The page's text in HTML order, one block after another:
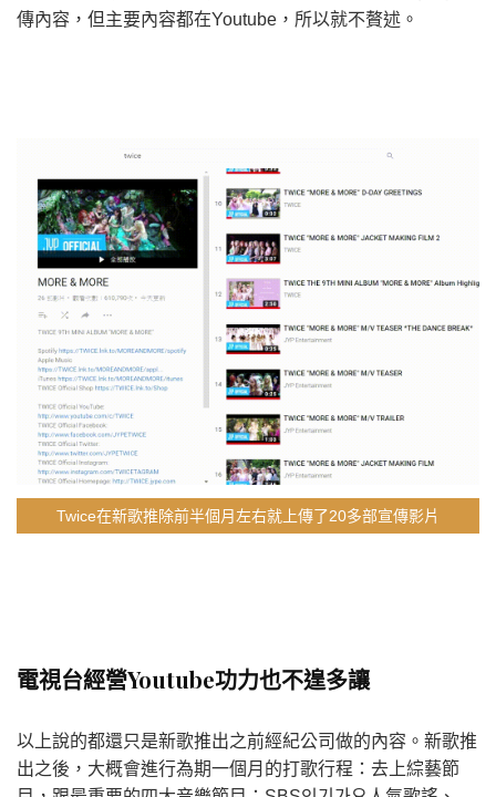
傳內容，但主要內容都在Youtube，所以就不贅述。
Twice在新歌推除前半個月左右就上傳了20多部宣傳影片
電視台經營Youtube功力也不遑多讓
以上說的都還只是新歌推出之前經紀公司做的內容。新歌推
出之後，大概會進行為期一個月的打歌行程：去上綜藝節